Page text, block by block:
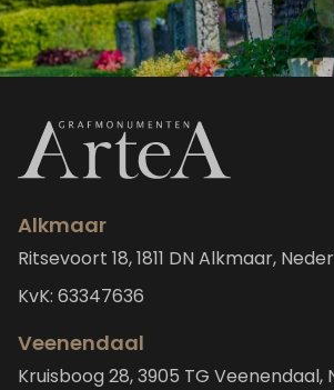
Alkmaar
Ritsevoort 18, 1811 DN Alkmaar,
KvK: 63347636
Veenendaal
Kruisboog 28, 3905 TG Veenendaal,